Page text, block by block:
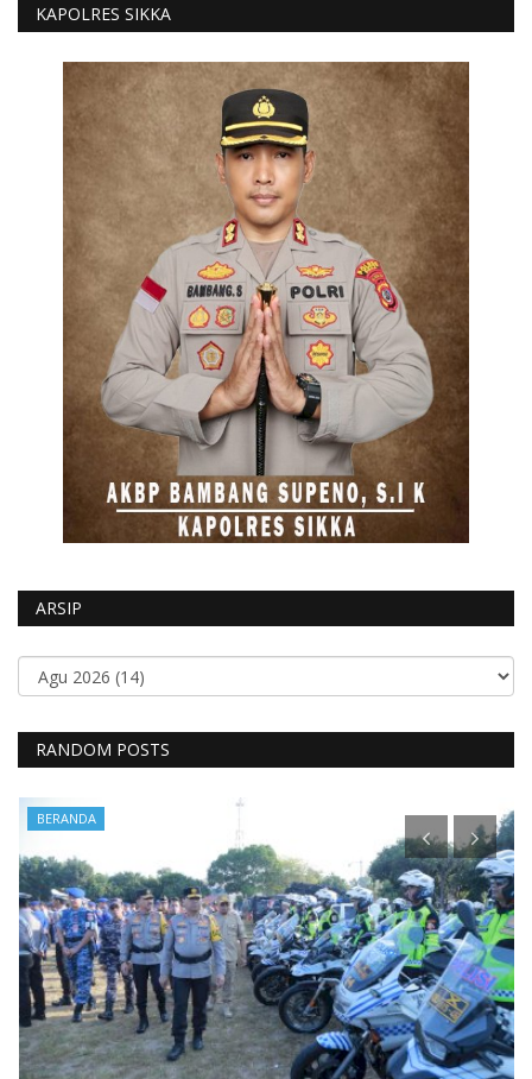
KAPOLRES SIKKA
ARSIP
RANDOM POSTS
BERANDA